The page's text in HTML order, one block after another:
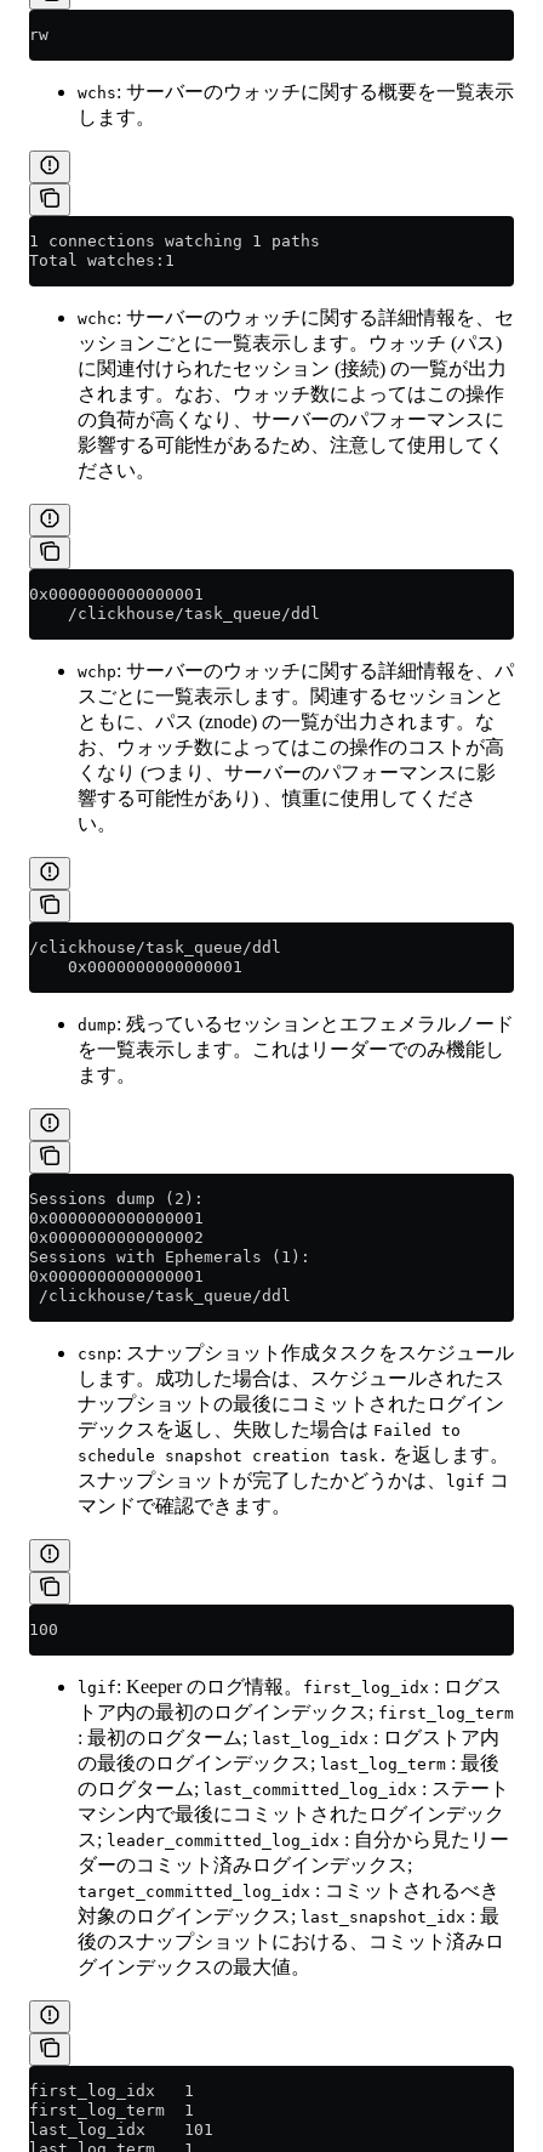
rw
wchs: サーバーのウォッチに関する概要を一覧表示
します。
1 connections watching 1 paths
Total watches:1
wchc: サーバーのウォッチに関する詳細情報を、セ
ッションごとに一覧表示します。ウォッチ (パス)
に関連付けられたセッション (接続) の一覧が出力
されます。なお、ウォッチ数によってはこの操作
の負荷が高くなり、サーバーのパフォーマンスに
影響する可能性があるため、注意して使用してく
ださい。
0x0000000000000001
    /clickhouse/task_queue/ddl
wchp: サーバーのウォッチに関する詳細情報を、パ
スごとに一覧表示します。関連するセッションと
ともに、パス (znode) の一覧が出力されます。な
お、ウォッチ数によってはこの操作のコストが高
くなり (つまり、サーバーのパフォーマンスに影
響する可能性があり) 、慎重に使用してくださ
い。
/clickhouse/task_queue/ddl
    0x0000000000000001
dump: 残っているセッションとエフェメラルノード
を一覧表示します。これはリーダーでのみ機能し
ます。
Sessions dump (2):
0x0000000000000001
0x0000000000000002
Sessions with Ephemerals (1):
0x0000000000000001
/clickhouse/task_queue/ddl
csnp: スナップショット作成タスクをスケジュール
します。成功した場合は、スケジュールされたス
ナップショットの最後にコミットされたログイン
デックスを返し、失敗した場合は Failed to
schedule snapshot creation task. を返します。
スナップショットが完了したかどうかは、
lgif コ
マンドで確認できます。
100
lgif: Keeper のログ情報。 first_log_idx : ログス
トア内の最初のログインデックス; first_log_term
: 最初のログターム; last_log_idx : ログストア内
の最後のログインデックス; last_log_term : 最後
のログターム; last_committed_log_idx : ステート
マシン内で最後にコミットされたログインデック
ス; leader_committed_log_idx : 自分から見たリー
ダーのコミット済みログインデックス;
target_committed_log_idx : コミットされるべき
対象のログインデックス; last_snapshot_idx : 最
後のスナップショットにおける、コミット済みロ
グインデックスの最大値。
first_log_idx   1
first_log_term  1
last_log_idx    101